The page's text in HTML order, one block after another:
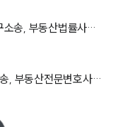
[전세보증금반환 승소] 전세보증금반환청구소송, 부동산법률사무소 조력으로 보증금 전액, 소송비 청구 성공
[부동산가압류 승소] 채무로 인한 부동산소송, 부동산전문변호사 조력으로 승소